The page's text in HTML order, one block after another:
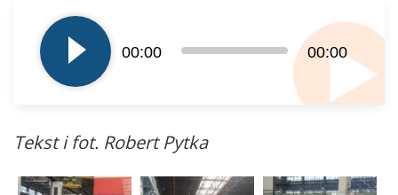
plików
dźwiękowych
00:00 00:00
Tekst i fot. Robert Pytka